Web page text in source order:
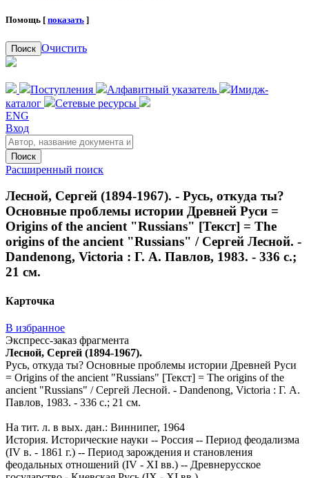
Помощь [ показать ]
Поиск Очистить
Поступления Алфавитный указатель
Имидж-
каталог
Сетевые ресурсы
ENG
Вход
Поиск
Расширенный поиск
Лесной, Сергей (1894-1967). - Русь, откуда ты?
Основные проблемы истории Древней Руси =
Origins of the ancient "Russians" [Текст] = The
origins of the ancient "Russians" / Сергей Лесной. -
Dandenong, Victoria : Г. А. Павлов, 1983. - 336 с.;
21 см.
Карточка
В избранное
Экспресс-заказ фрагмента
Лесной, Сергей (1894-1967).
Русь, откуда ты? Основные проблемы истории Древней Руси
= Origins of the ancient "Russians" [Текст] = The origins of the
ancient "Russians" / Сергей Лесной. - Dandenong, Victoria : Г. А.
Павлов, 1983. - 336 с.; 21 см.
На тит. л. в вых. дан.: Виннипег, 1964
История. Исторические науки -- Россия -- Период феодализма
(IV в. - 1861 г.) -- Период зарождения и становления
феодальных отношений (IV - XI вв.) -- Древнерусское